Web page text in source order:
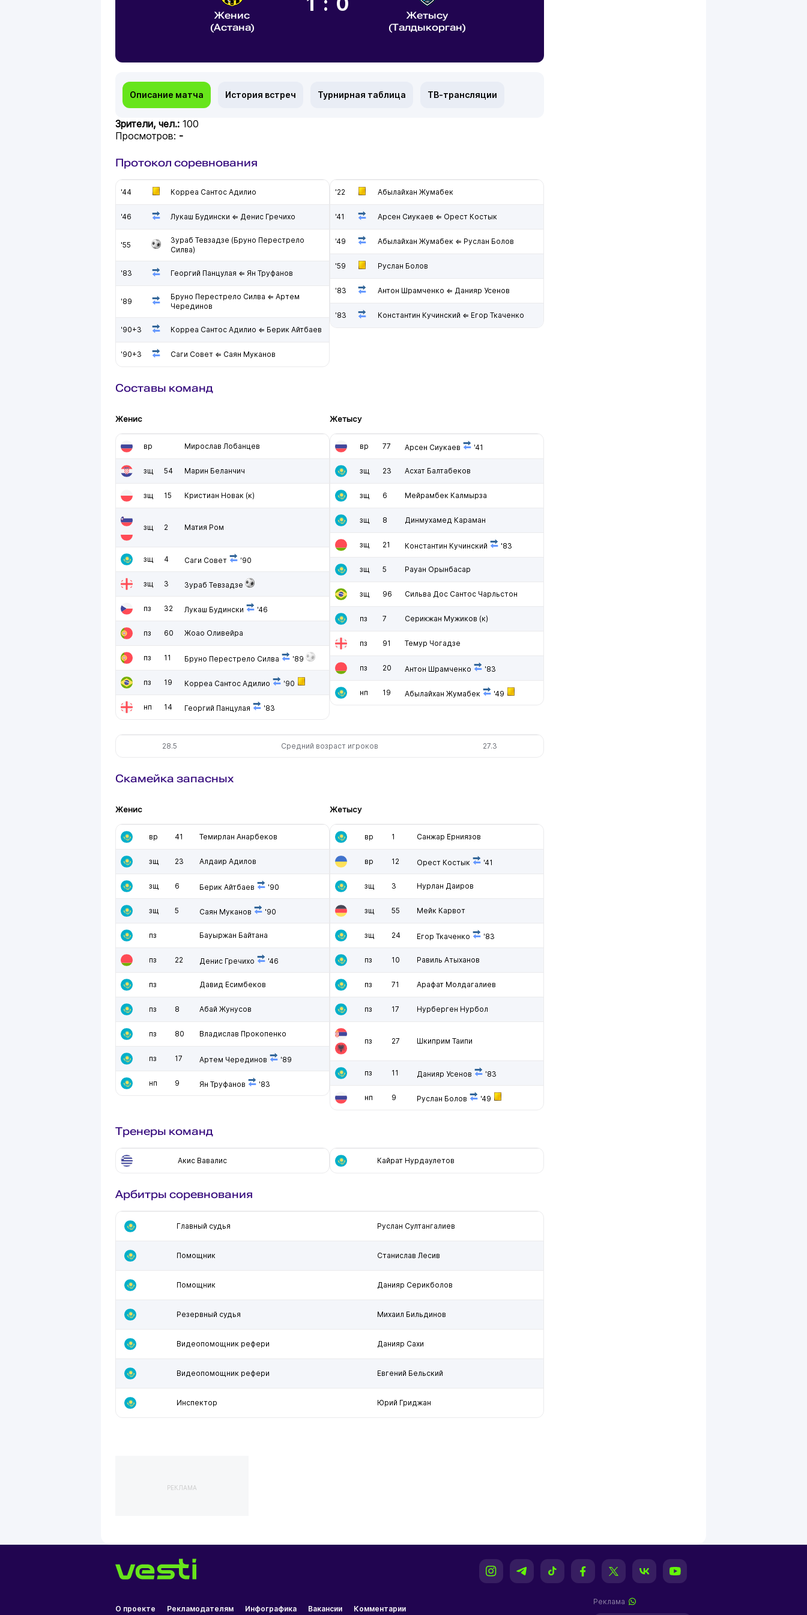
Женис
(Астана)
Жетысу
(Талдыкорган)
Описание матча История встреч Турнирная таблица ТВ-трансляции
Зрители, чел.: 100
Просмотров: -
Протокол соревнования
'44 Корреа Сантос Адилио
'46 Лукаш Будински ⇐ Денис Гречихо
'55
Зураб Тевзадзе (Бруно Перестрело
Силва)
'83 Георгий Панцулая ⇐ Ян Труфанов
'89
Бруно Перестрело Силва ⇐ Артем
Черединов
'90+3 Корреа Сантос Адилио ⇐ Берик Айтбаев
'90+3 Саги Совет ⇐ Саян Муканов
'22 Абылайхан Жумабек
'41 Арсен Сиукаев ⇐ Орест Костык
'49 Абылайхан Жумабек ⇐ Руслан Болов
'59 Руслан Болов
'83 Антон Шрамченко ⇐ Данияр Усенов
'83 Константин Кучинский ⇐ Егор Ткаченко
Составы команд
Женис
вр Мирослав Лобанцев
зщ 54 Марин Беланчич
зщ 15 Кристиан Новак (к)
зщ 2 Матия Ром
зщ 4 Саги Совет '90
зщ 3 Зураб Тевзадзе
пз 32 Лукаш Будински '46
пз 60 Жоао Оливейра
пз 11 Бруно Перестрело Силва '89
пз 19 Корреа Сантос Адилио '90
нп 14 Георгий Панцулая '83
Жетысу
вр 77 Арсен Сиукаев '41
зщ 23 Асхат Балтабеков
зщ 6 Мейрамбек Калмырза
зщ 8 Динмухамед Караман
зщ 21 Константин Кучинский '83
зщ 5 Рауан Орынбасар
зщ 96 Сильва Дос Сантос Чарльстон
пз 7 Серикжан Мужиков (к)
пз 91 Темур Чогадзе
пз 20 Антон Шрамченко '83
нп 19 Абылайхан Жумабек '49
28.5 Средний возраст игроков 27.3
Скамейка запасных
Женис
вр 41 Темирлан Анарбеков
зщ 23 Алдаир Адилов
зщ 6 Берик Айтбаев '90
зщ 5 Саян Муканов '90
пз Бауыржан Байтана
пз 22 Денис Гречихо '46
пз Давид Есимбеков
пз 8 Абай Жунусов
пз 80 Владислав Прокопенко
пз 17 Артем Черединов '89
нп 9 Ян Труфанов '83
Жетысу
вр 1 Санжар Ерниязов
вр 12 Орест Костык '41
зщ 3 Нурлан Даиров
зщ 55 Мейк Карвот
зщ 24 Егор Ткаченко '83
пз 10 Равиль Атыханов
пз 71 Арафат Молдагалиев
пз 17 Нурберген Нурбол
пз 27 Шкиприм Таипи
пз 11 Данияр Усенов '83
нп 9 Руслан Болов '49
Тренеры команд
Акис Вавалис Кайрат Нурдаулетов
Арбитры соревнования
Главный судья Руслан Султангалиев
Помощник Станислав Лесив
Помощник Данияр Серикболов
Резервный судья Михаил Бильдинов
Видеопомощник рефери Данияр Сахи
Видеопомощник рефери Евгений Бельский
Инспектор Юрий Гриджан
РЕКЛАМА
О проекте Рекламодателям Инфографика Вакансии Комментарии
Реклама